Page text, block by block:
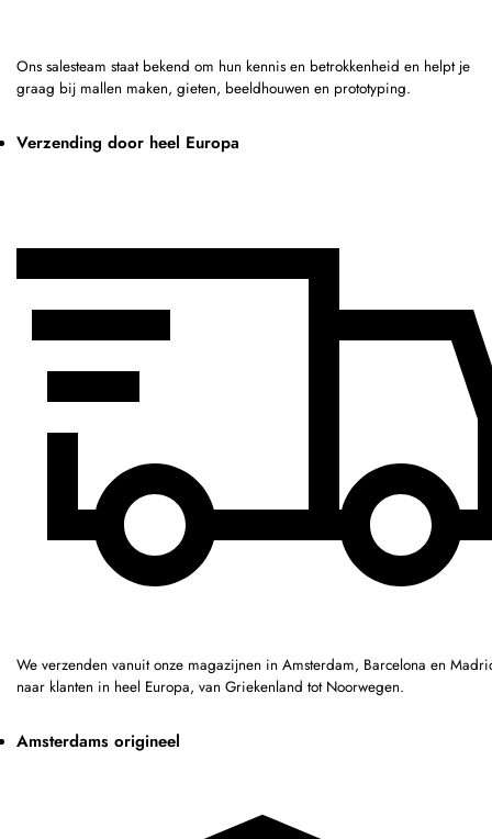
Ons salesteam staat bekend om hun kennis en betrokkenheid en helpt je
graag bij mallen maken, gieten, beeldhouwen en prototyping.
Verzending door heel Europa
We verzenden vanuit onze magazijnen in Amsterdam, Barcelona en
naar klanten in heel Europa, van Griekenland tot Noorwegen.
Amsterdams origineel